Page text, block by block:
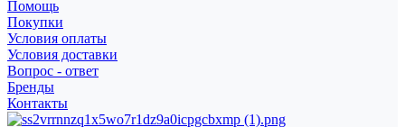
Помощь
Покупки
Условия оплаты
Условия доставки
Вопрос - ответ
Бренды
Контакты